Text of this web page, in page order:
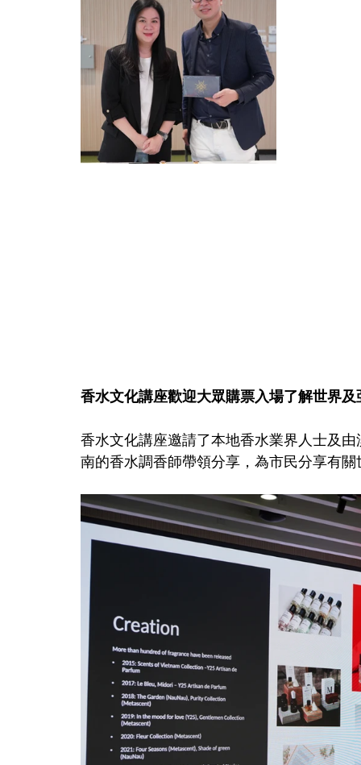
香水文化講座歡迎大眾購票入場了解世界
香水文化講座邀請了本地香水業界人士及
南的香水調香師帶領分享，為市民分享有